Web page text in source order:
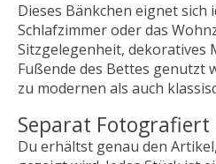
Dieses Bänkchen eignet sich
Schlafzimmer oder das
Sitzgelegenheit, dekoratives
Fußende des Bettes genutzt
zu modernen als auch
Separat Fotografiert
Du erhältst genau den